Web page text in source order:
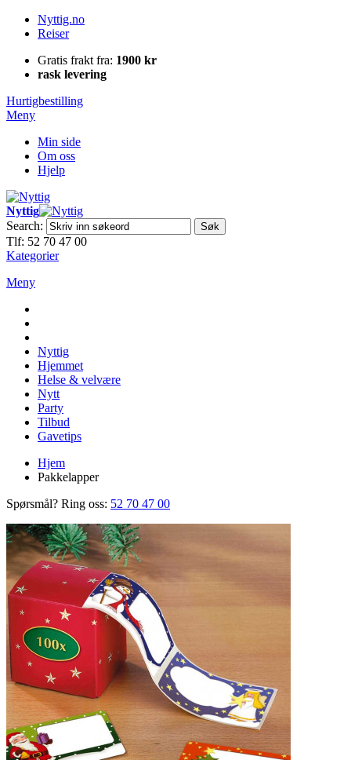
Nyttig.no
Reiser
Gratis frakt fra: 1900 kr
rask levering
Hurtigbestilling
Meny
Min side
Om oss
Hjelp
Nyttig
Search:
Søk
Tlf: 52 70 47 00
Kategorier
Meny
Nyttig
Hjemmet
Helse & velvære
Nytt
Party
Tilbud
Gavetips
Hjem
Pakkelapper
Spørsmål? Ring oss: 52 70 47 00